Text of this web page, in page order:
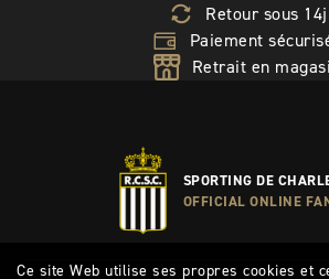
Retour sous 14j
Paiement
Retrait en
SPORTING DE
OFFICIAL ONLINE
Ce site Web utilise ses propres cookies et